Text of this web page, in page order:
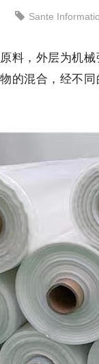
Sante
，外层为机械
的混合，经不